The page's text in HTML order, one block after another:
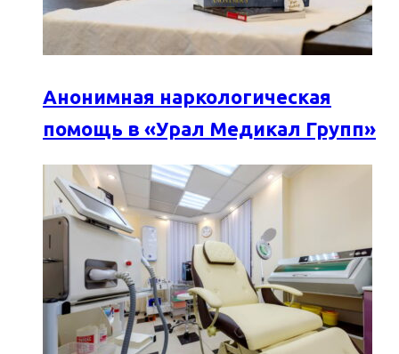
Анонимная наркологическая
помощь в «Урал Медикал Групп»